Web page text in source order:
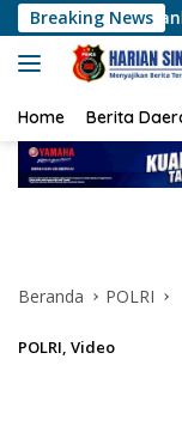
Langsung
ke
konten
Breaking News
Home Berita
Beranda POLRI
POLRI, Video